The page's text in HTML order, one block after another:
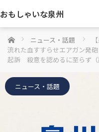
おもしゃいな泉州
ホーム ニュース・話題
流れた血すすらせエアガン発
起訴 殺意を認めるに至らず（
ニュース・話題